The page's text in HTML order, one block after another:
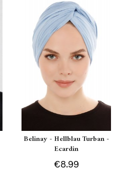
Belinay - Hellblau Turban -
Ecardin
€8.99